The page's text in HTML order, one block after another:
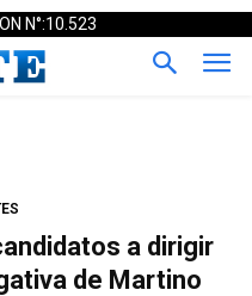
N°:10.523
a dirigir
de Martino